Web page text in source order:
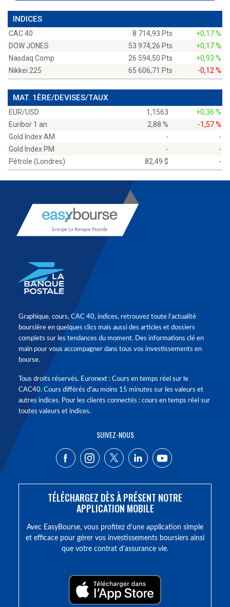
INDICES
CAC 40 8 714,93 Pts
+0,17 %
DOW JONES
53 974,26 Pts
+0,17 %
Nasdaq Comp
26 594,50 Pts
+0,93 %
Nikkei 225
65 606,71 Pts -0,12 %
MAT. 1ÈRE/DEVISES/TAUX
EUR/USD 1,1563
+0,36 %
Euribor 1 an
2,88 %
-1,57 %
Gold Index AM
-
-
Gold Index PM
-
-
Pétrole (Londres)
82,49 $ -
Graphique, cours, CAC 40, indices, retrouvez toute l'actualité
boursière en quelques clics mais aussi des articles et dossiers
complets sur les tendances du moment. Des informations clé en
main pour vous accompagner dans tous vos investissements en
bourse.
Tous droits réservés. Euronext : Cours en temps réel sur le
CAC40. Cours différés d'au moins 15 minutes sur les valeurs et
autres indices. Pour les clients connectés : cours en temps réel sur
toutes valeurs et indices.
SUIVEZ-NOUS
TÉLÉCHARGEZ DÈS À PRÉSENT NOTRE
APPLICATION MOBILE
Avec EasyBourse, vous profitez d’une application simple
et efficace pour gérer vos investissements boursiers ainsi
que votre contrat d’assurance vie.